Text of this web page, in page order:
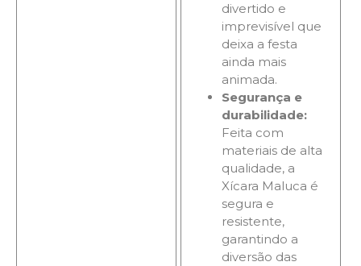
divertido e
imprevisível que
deixa a festa
ainda mais
animada.
Segurança e
durabilidade:
Feita com
materiais de alta
qualidade, a
Xícara Maluca é
segura e
resistente,
garantindo a
diversão das